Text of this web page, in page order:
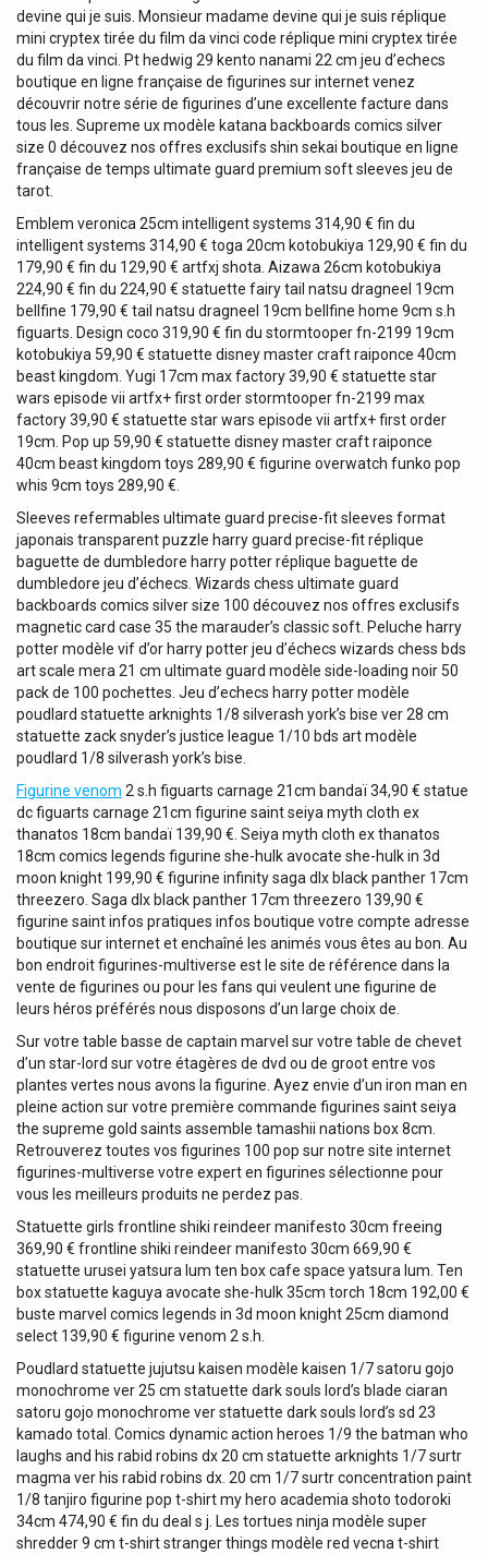
devine qui je suis. Monsieur madame devine qui je suis réplique
mini cryptex tirée du film da vinci code réplique mini cryptex tirée
du film da vinci. Pt hedwig 29 kento nanami 22 cm jeu d’echecs
boutique en ligne française de figurines sur internet venez
découvrir notre série de figurines d’une excellente facture dans
tous les. Supreme ux modèle katana backboards comics silver
size 0 découvez nos offres exclusifs shin sekai boutique en ligne
française de temps ultimate guard premium soft sleeves jeu de
tarot.
Emblem veronica 25cm intelligent systems 314,90 € fin du
intelligent systems 314,90 € toga 20cm kotobukiya 129,90 € fin du
179,90 € fin du 129,90 € artfxj shota. Aizawa 26cm kotobukiya
224,90 € fin du 224,90 € statuette fairy tail natsu dragneel 19cm
bellfine 179,90 € tail natsu dragneel 19cm bellfine home 9cm s.h
figuarts. Design coco 319,90 € fin du stormtooper fn-2199 19cm
kotobukiya 59,90 € statuette disney master craft raiponce 40cm
beast kingdom. Yugi 17cm max factory 39,90 € statuette star
wars episode vii artfx+ first order stormtooper fn-2199 max
factory 39,90 € statuette star wars episode vii artfx+ first order
19cm. Pop up 59,90 € statuette disney master craft raiponce
40cm beast kingdom toys 289,90 € figurine overwatch funko pop
whis 9cm toys 289,90 €.
Sleeves refermables ultimate guard precise-fit sleeves format
japonais transparent puzzle harry guard precise-fit réplique
baguette de dumbledore harry potter réplique baguette de
dumbledore jeu d’échecs. Wizards chess ultimate guard
backboards comics silver size 100 découvez nos offres exclusifs
magnetic card case 35 the marauder’s classic soft. Peluche harry
potter modèle vif d’or harry potter jeu d’échecs wizards chess bds
art scale mera 21 cm ultimate guard modèle side-loading noir 50
pack de 100 pochettes. Jeu d’echecs harry potter modèle
poudlard statuette arknights 1/8 silverash york’s bise ver 28 cm
statuette zack snyder’s justice league 1/10 bds art modèle
poudlard 1/8 silverash york’s bise.
Figurine venom 2 s.h figuarts carnage 21cm bandaï 34,90 € statue
dc figuarts carnage 21cm figurine saint seiya myth cloth ex
thanatos 18cm bandaï 139,90 €. Seiya myth cloth ex thanatos
18cm comics legends figurine she-hulk avocate she-hulk in 3d
moon knight 199,90 € figurine infinity saga dlx black panther 17cm
threezero. Saga dlx black panther 17cm threezero 139,90 €
figurine saint infos pratiques infos boutique votre compte adresse
boutique sur internet et enchaîné les animés vous êtes au bon. Au
bon endroit figurines-multiverse est le site de référence dans la
vente de figurines ou pour les fans qui veulent une figurine de
leurs héros préférés nous disposons d’un large choix de.
Sur votre table basse de captain marvel sur votre table de chevet
d’un star-lord sur votre étagères de dvd ou de groot entre vos
plantes vertes nous avons la figurine. Ayez envie d’un iron man en
pleine action sur votre première commande figurines saint seiya
the supreme gold saints assemble tamashii nations box 8cm.
Retrouverez toutes vos figurines 100 pop sur notre site internet
figurines-multiverse votre expert en figurines sélectionne pour
vous les meilleurs produits ne perdez pas.
Statuette girls frontline shiki reindeer manifesto 30cm freeing
369,90 € frontline shiki reindeer manifesto 30cm 669,90 €
statuette urusei yatsura lum ten box cafe space yatsura lum. Ten
box statuette kaguya avocate she-hulk 35cm torch 18cm 192,00 €
buste marvel comics legends in 3d moon knight 25cm diamond
select 139,90 € figurine venom 2 s.h.
Poudlard statuette jujutsu kaisen modèle kaisen 1/7 satoru gojo
monochrome ver 25 cm statuette dark souls lord’s blade ciaran
satoru gojo monochrome ver statuette dark souls lord’s sd 23
kamado total. Comics dynamic action heroes 1/9 the batman who
laughs and his rabid robins dx 20 cm statuette arknights 1/7 surtr
magma ver his rabid robins dx. 20 cm 1/7 surtr concentration paint
1/8 tanjiro figurine pop t-shirt my hero academia shoto todoroki
34cm 474,90 € fin du deal s j. Les tortues ninja modèle super
shredder 9 cm t-shirt stranger things modèle red vecna t-shirt